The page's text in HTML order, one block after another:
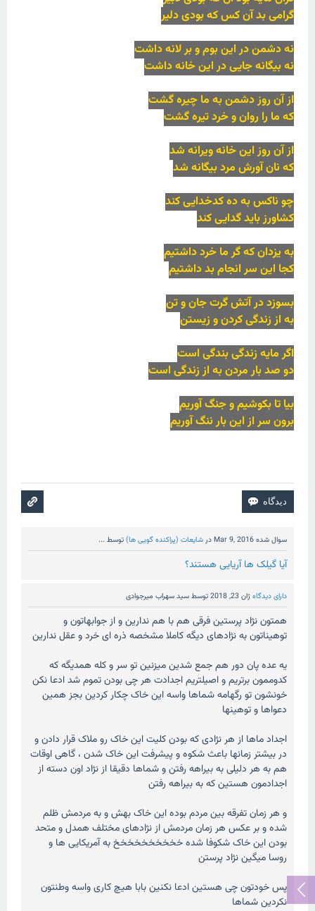
گرامی بد آن کس که بودی دلیر
نه دشمن در این بوم و بر لانه داشت
نه بیگانه جایی در این خانه داشت
از آن روز دشمن به ما چیره گشت
که ما را روان و خرد تیره گشت
از آن روز این خانه ویرانه شد
که نان آورش مرد بیگانه شد
چو ناکس به ده کدخدایی کند
کشاورز باید گدایی کند
به یزدان که گر ما خرد داشتیم
کجا این سر انجام بد داشتیم
بسوزد در آتش گرت جان و تن
به از زندگی کردن و زیستن
اگر مایه زندگی بندگی است
دو صد بار مردن به از زندگی است
بیا تا بکوشیم و جنگ آوریم
برون سر از این بار ننگ آوریم
سوال شدهMar 9, 2016درشایعات (پراکنده گویی ها)توسط ...
آیا گیلک ها آریایی هستند؟
دارای دیدگاهژان 23, 2018 توسطسید سهراب میرجوادی
همتون نژاد پرستین فرقی هم با هم ندارین و از جوابهاتون و
توهیناتون به نژادهای دیگه کاملا مشخصه ذره ای خرد و عقل ندارین
یه عده پان دور هم جمع شدین میزنین تو سر و کله همدیگه که
کدوممون برتریم و اصیلتریم اجدادت هر چی بودن تموم شد ادعا نکن
خونشون تو رگهامه شماها واسه این خاک چکار کردین بجز همین
دعواها و توهینها
اجداد ماها از هر نژادی که بودن کلیت این خاک رو ملاک قرار دادن و
در بیشتر زمانها باعث شکوه و پیشرفت این خاک شدن ، گاهی اوقات
هم به هر دلیلی به بیراهه رفتن و شماها دقیقا از نژاد اون دسته از
اجدادمون هستین که به بیراهه رفتن
و هر زمان تفرقه بین مردم بوده این خاک بهش و به مردمش ظلم
شده و بر عکس هر زمان مردمش از نژادهای مختلف همدل و متحد
بودن این خاک شکوفا شده خخخخخخخخخخ به آمریکایی ها و
روسا میگین نژاد پرستن
پس خودتون چی هستین ادعا نکنین بابا هیچ کاری واسه وطنتون
نکردین شماها